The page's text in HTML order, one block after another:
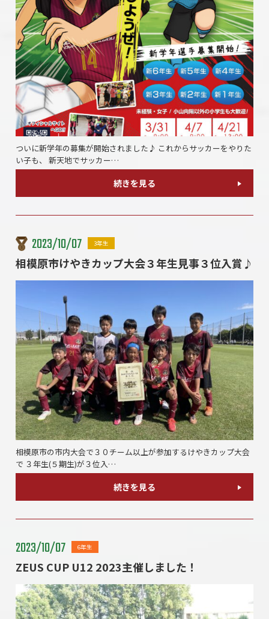
ついに新学年の募集が開始されました♪ これからサッカーをやりた
い子も、 新天地でサッカー…
続きを見る
2023/10/07 3年生
相模原市けやきカップ大会３年生見事３位入賞♪
相模原市の市内大会で３０チーム以上が参加するけやきカップ大会
で ３年生(５期生)が３位入…
続きを見る
2023/10/07 6年生
ZEUS CUP U12 2023主催しました！